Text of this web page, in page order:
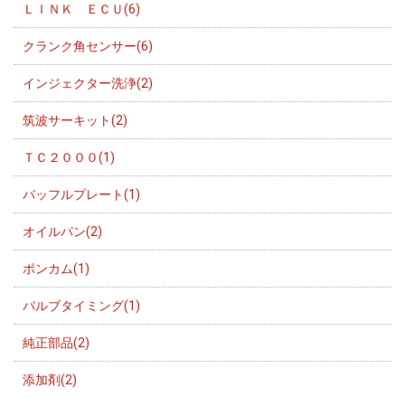
ＬＩＮＫ ＥＣＵ(6)
クランク角センサー(6)
インジェクター洗浄(2)
筑波サーキット(2)
ＴＣ２０００(1)
バッフルプレート(1)
オイルパン(2)
ポンカム(1)
バルブタイミング(1)
純正部品(2)
添加剤(2)